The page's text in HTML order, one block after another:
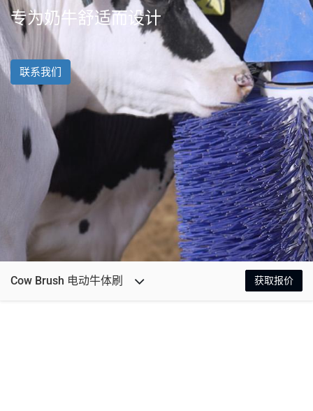
专为奶牛舒适而设计
联系我们
Cow Brush 电动牛体刷 获取报价